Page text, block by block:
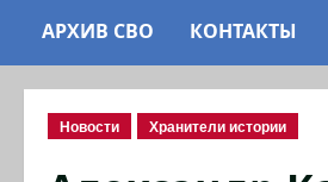
АРХИВ СВО КОНТАКТЫ
Новости Хранители истории